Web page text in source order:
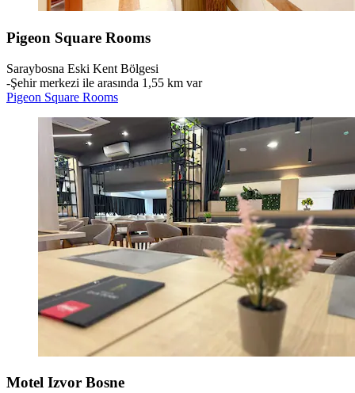
Pigeon Square Rooms
Saraybosna Eski Kent Bölgesi
‐Şehir merkezi ile arasında 1,55 km var
Pigeon Square Rooms
Motel Izvor Bosne